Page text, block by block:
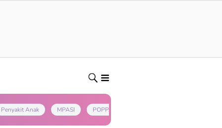
Penyakit Anak MPASI POPPAPA